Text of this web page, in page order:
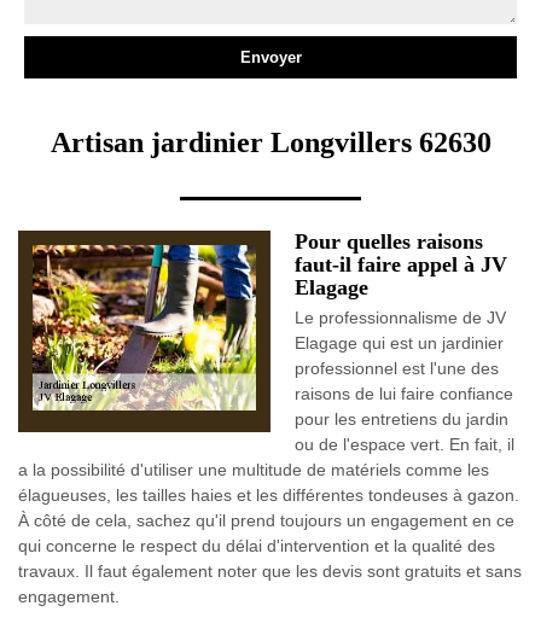
Artisan jardinier Longvillers 62630
Pour quelles raisons
faut-il faire appel à JV
Elagage
Le professionnalisme de JV
Elagage qui est un jardinier
professionnel est l'une des
raisons de lui faire confiance
pour les entretiens du jardin
ou de l'espace vert. En fait, il
a la possibilité d'utiliser une multitude de matériels comme les
élagueuses, les tailles haies et les différentes tondeuses à gazon.
À côté de cela, sachez qu'il prend toujours un engagement en ce
qui concerne le respect du délai d'intervention et la qualité des
travaux. Il faut également noter que les devis sont gratuits et sans
engagement.